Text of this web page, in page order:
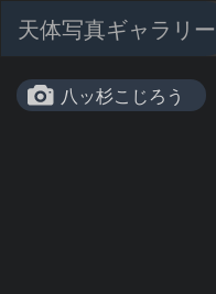
天体写真ギャラリー
八ッ杉こじろう